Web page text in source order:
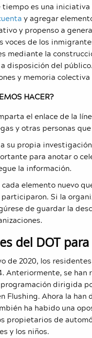
tiempo es una
y agregar
y propenso a
voces de los
mediante la
disposición del
y memoria
HACER?
el enlace de la
y otras personas
su propia
para anotar o
la información.
cada elemento nuevo
Si la
de guardar la
del DOT
de 2020, los
Anteriormente, se han
dirigida
Flushing. Ahora la han
ha habido una
propietarios de
y los niños.